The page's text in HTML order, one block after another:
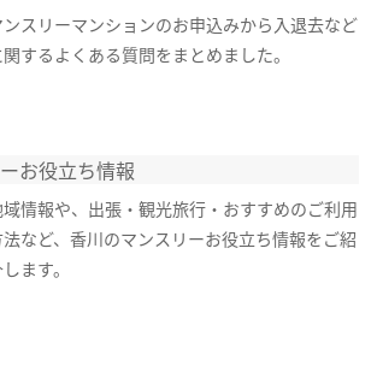
ンスリーマンションのお申込みから入退去など
関するよくある質問をまとめました。
お役立ち情報
情報や、出張・観光旅行・おすすめのご利用
など、香川のマンスリーお役立ち情報をご紹
ます。